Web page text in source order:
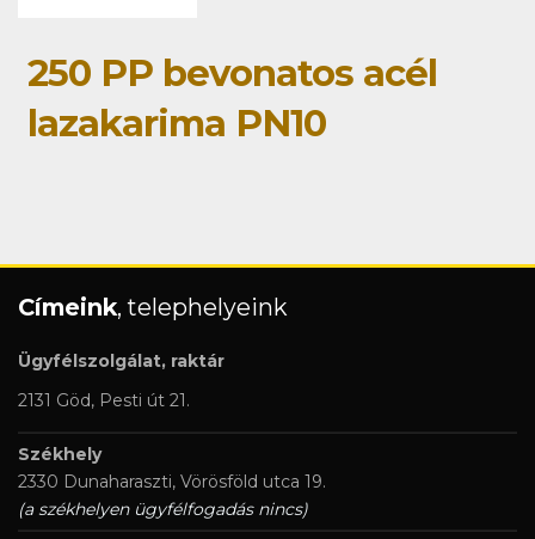
250 PP bevonatos acél
lazakarima PN10
Címeink, telephelyeink
Ügyfélszolgálat, raktár
2131 Göd, Pesti út 21.
Székhely
2330 Dunaharaszti, Vörösföld utca 19.
(a székhelyen ügyfélfogadás nincs)